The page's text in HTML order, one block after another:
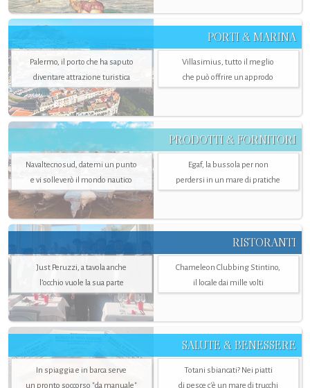
PORTI & MARINA
Palermo, il porto che ha saputo
diventare attrazione turistica
Villasimius, tutto il meglio
che può offrire un approdo
PRODOTTI & FORNITORI
Navaltecnosud, datemi un punto
e vi solleverò il mondo nautico
Egaf, la bussola per non
perdersi in un mare di pratiche
RISTORANTI
Just Peruzzi, a tavola anche
l’occhio vuole la sua parte
Chameleon Clubbing Stintino,
il locale dai mille volti
SALUTE & BENESSERE
In spiaggia e in barca serve
un pronto soccorso "da manuale"
Totani sbiancati? Nei piatti
di pesce c'è un mare di trucchi